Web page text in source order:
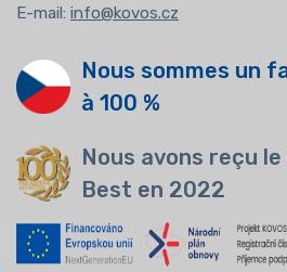
E-mail: info@kovos.cz
Nous sommes un
à 100 %
Nous avons reçu
Best en 2022